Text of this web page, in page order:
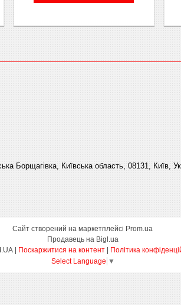
Борщагівка, Київська область, 08131, Київ,
Сайт створений на маркетплейсі Prom.ua
Продавець на Bigl.ua
Поскаржитися на контент
Політика
Select Language ▼